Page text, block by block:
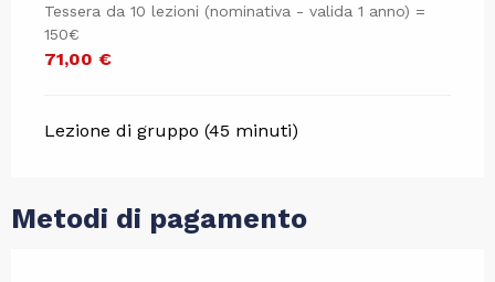
Tessera da 10 lezioni (nominativa - valida 1 anno) =
150€
71,00 €
Lezione di gruppo (45 minuti)
Metodi di pagamento